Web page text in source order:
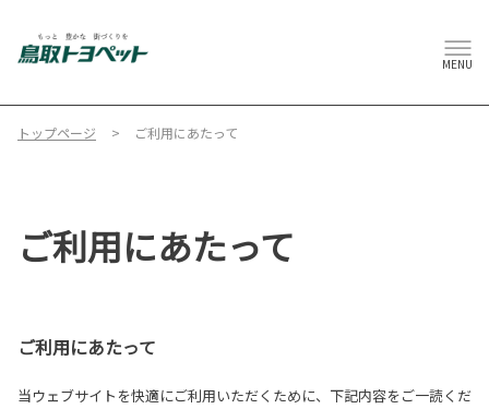
MENU
トップページ ご利用にあたって
ご利用にあたって
ご利用にあたって
当ウェブサイトを快適にご利用いただくために、下記内容をご一読くだ